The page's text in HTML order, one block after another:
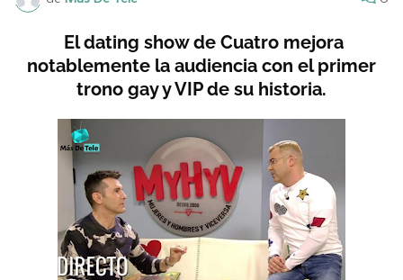
El dating show de Cuatro mejora
notablemente la audiencia con el primer
trono gay y VIP de su historia.